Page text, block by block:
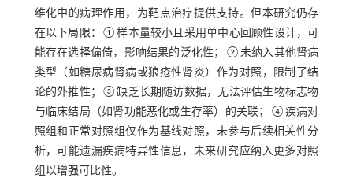
维化中的病理作用，为靶点治疗提供支持。但本研究仍存
在以下局限：①样本量较小且采用单中心回顾性设计，可
能存在选择偏倚，影响结果的泛化性；②未纳入其他肾病
类型（如糖尿病肾病或狼疮性肾炎）作为对照，限制了结
论的外推性；③缺乏长期随访数据，无法评估生物标志物
与临床结局（如肾功能恶化或生存率）的关联；④疾病对
照组和正常对照组仅作为基线对照，未参与后续相关性分
析，可能遗漏疾病特异性信息，未来研究应纳入更多对照
组以增强可比性。